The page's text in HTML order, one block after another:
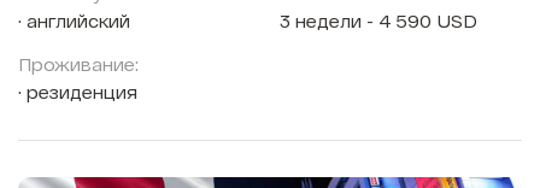
английский
Проживание:
резиденция
3 недели - 4 590 USD